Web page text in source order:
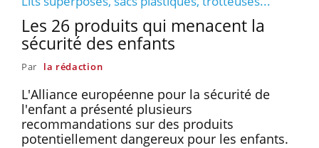
Les 26 produits qui menacent la
sécurité des enfants
Par la rédaction
L'Alliance européenne pour la sécurité de
l'enfant a présenté plusieurs
recommandations sur des produits
potentiellement dangereux pour les enfants.